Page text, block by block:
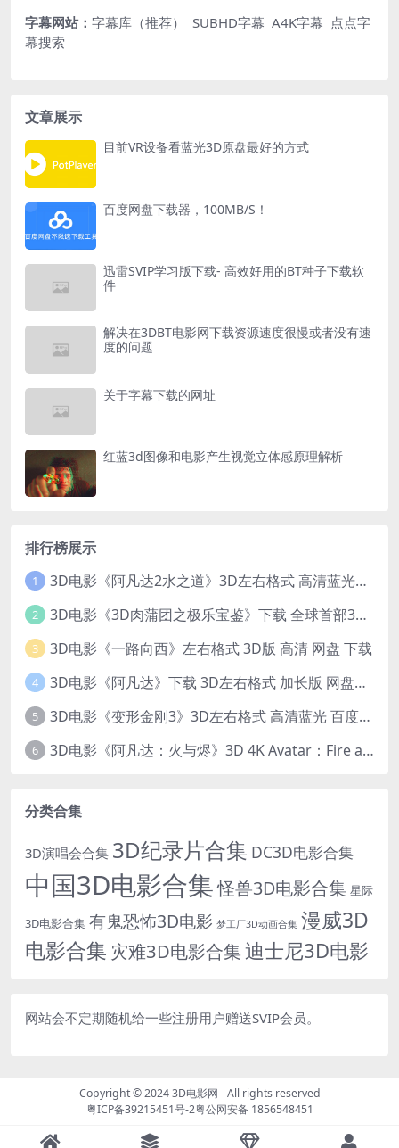
字幕网站： 字幕库（推荐） SUBHD字幕 A4K字幕 点点字
幕搜索
文章展示
目前VR设备看蓝光3D原盘最好的方式
百度网盘下载器，100MB/S！
迅雷SVIP学习版下载- 高效好用的BT种子下载软
件
解决在3DBT电影网下载资源速度很慢或者没有速
度的问题
关于字幕下载的网址
红蓝3d图像和电影产生视觉立体感原理解析
排行榜展示
1 3D电影《阿凡达2水之道》3D左右格式 高清蓝光原盘 网盘下载 中文配音 4K3DVR电影
2 3D电影《3D肉蒲团之极乐宝鉴》下载 全球首部3D限制级电影 网盘下载
3 3D电影《一路向西》左右格式 3D版 高清 网盘 下载
4 3D电影《阿凡达》下载 3D左右格式 加长版 网盘下载
5 3D电影《变形金刚3》3D左右格式 高清蓝光 百度网盘+迅雷 下载 出屏国配字幕.国英双语
6 3D电影《阿凡达：火与烬》3D 4K Avatar：Fire and Ash 3D 左右格式 高清4K 电影 下载
分类合集
3D演唱会合集 3D纪录片合集 DC3D电影合集
中国3D电影合集怪兽3D电影合集 星际
3D电影合集 有鬼恐怖3D电影 梦工厂3D动画合集 漫威3D
电影合集 灾难3D电影合集迪士尼3D电影
网站会不定期随机给一些注册用户赠送SVIP会员。
Copyright © 20243D电影网 - All rights reserved
粤ICP备39215451号-2粤公网安备 1856548451